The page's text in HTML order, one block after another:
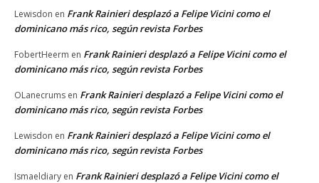
Lewisdon en Frank Rainieri desplazó a Felipe Vicini como el
dominicano más rico, según revista Forbes
FobertHeerm en Frank Rainieri desplazó a Felipe Vicini como el
dominicano más rico, según revista Forbes
OLanecrums en Frank Rainieri desplazó a Felipe Vicini como el
dominicano más rico, según revista Forbes
Lewisdon en Frank Rainieri desplazó a Felipe Vicini como el
dominicano más rico, según revista Forbes
Ismaeldiary en Frank Rainieri desplazó a Felipe Vicini como el